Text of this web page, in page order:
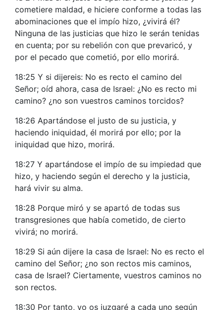
cometiere maldad, e hiciere conforme a todas las
abominaciones que el impío hizo, ¿vivirá él?
Ninguna de las justicias que hizo le serán tenidas
en cuenta; por su rebelión con que prevaricó, y
por el pecado que cometió, por ello morirá.
18:25 Y si dijereis: No es recto el camino del
Señor; oíd ahora, casa de Israel: ¿No es recto mi
camino? ¿no son vuestros caminos torcidos?
18:26 Apartándose el justo de su justicia, y
haciendo iniquidad, él morirá por ello; por la
iniquidad que hizo, morirá.
18:27 Y apartándose el impío de su impiedad que
hizo, y haciendo según el derecho y la justicia,
hará vivir su alma.
18:28 Porque miró y se apartó de todas sus
transgresiones que había cometido, de cierto
vivirá; no morirá.
18:29 Si aún dijere la casa de Israel: No es recto el
camino del Señor; ¿no son rectos mis caminos,
casa de Israel? Ciertamente, vuestros caminos no
son rectos.
18:30 Por tanto, yo os juzgaré a cada uno según